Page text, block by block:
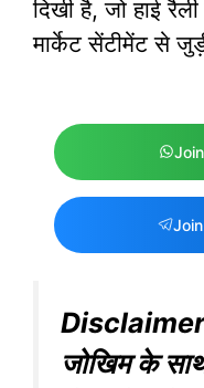
दिखी है, जो हाई
मार्केट सेंटीमेंट से
Disclaimer
जोखिम के